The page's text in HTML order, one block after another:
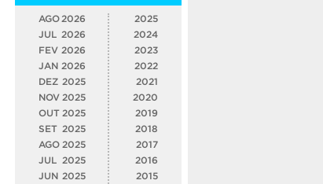
AGO 2026
JUL 2026
FEV 2026
JAN 2026
DEZ 2025
NOV 2025
OUT 2025
SET 2025
AGO 2025
JUL
2025
JUN 2025
2025
2024
2023
2022
2021
2020
2019
2018
2017
2016
2015